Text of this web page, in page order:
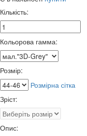
Кількість:
Кольорова гамма:
Розмір:
Розмірна сітка
Зріст:
Опис: